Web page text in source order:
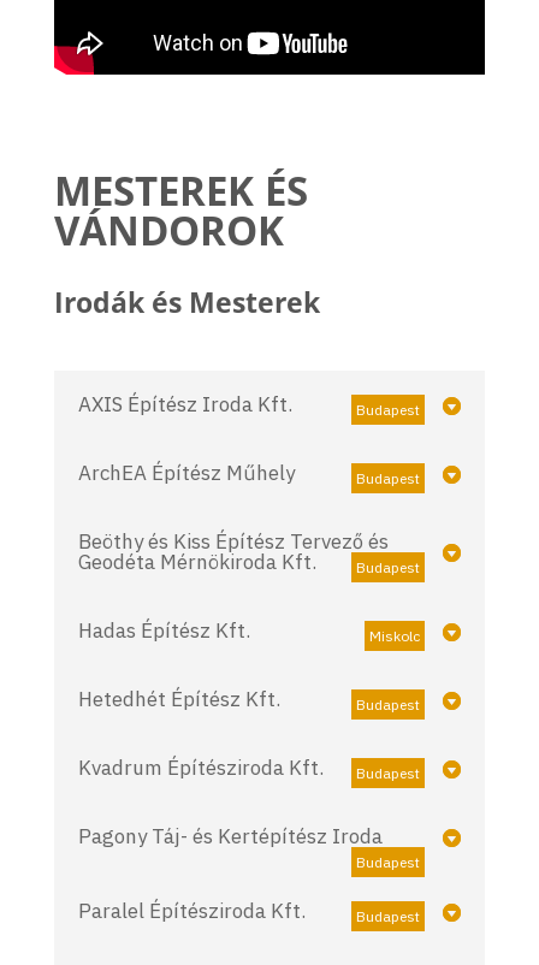
MESTEREK ÉS
VÁNDOROK
Irodák és Mesterek
AXIS Építész Iroda Kft. Budapest
ArchEA Építész Műhely Budapest
Beöthy és Kiss Építész Tervező és
Geodéta Mérnökiroda Kft. Budapest
Hadas Építész Kft. Miskolc
Hetedhét Építész Kft. Budapest
Kvadrum Építésziroda Kft. Budapest
Pagony Táj- és Kertépítész Iroda
Budapest
Paralel Építésziroda Kft. Budapest